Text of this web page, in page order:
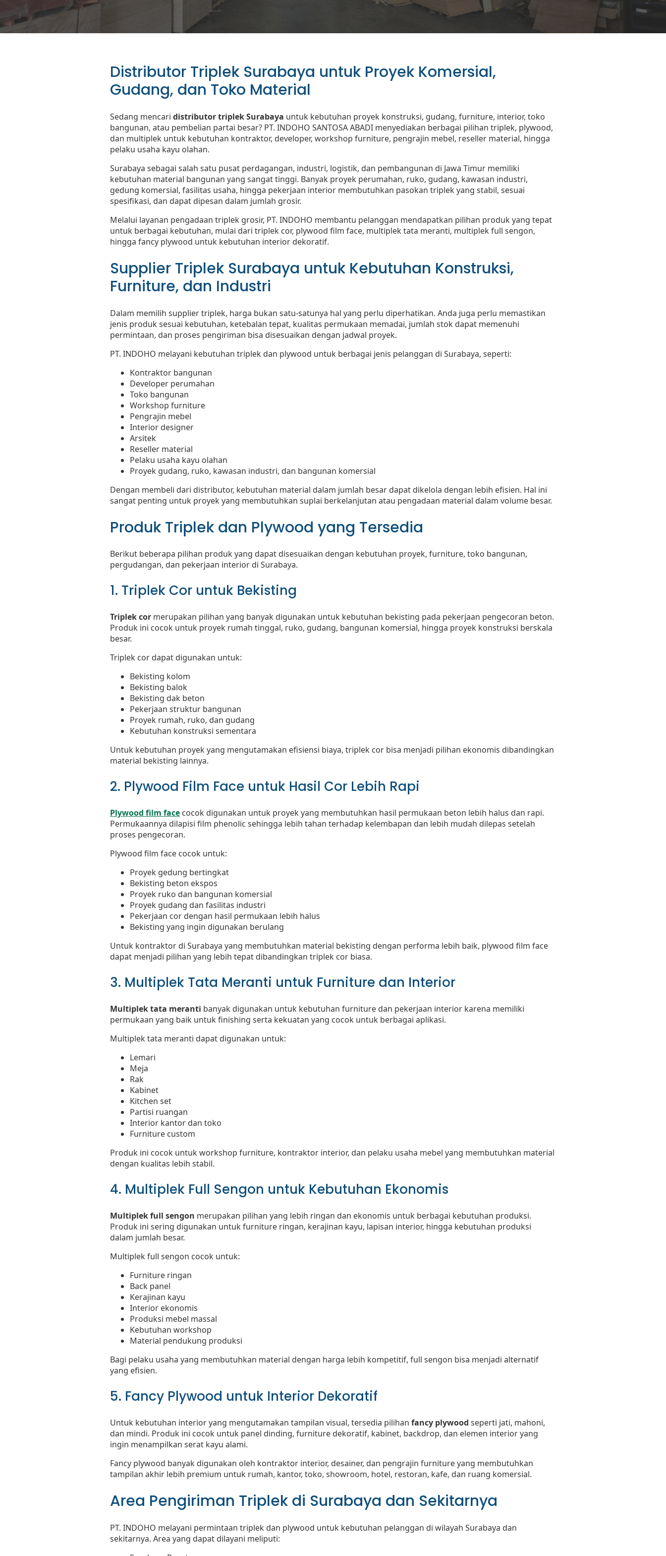
Distributor Triplek Surabaya untuk Proyek Komersial,
Gudang, dan Toko Material
Sedang mencari distributor triplek Surabaya untuk kebutuhan proyek konstruksi, gudang, furniture, interior, toko
bangunan, atau pembelian partai besar? PT. INDOHO SANTOSA ABADI menyediakan berbagai pilihan triplek, plywood,
dan multiplek untuk kebutuhan kontraktor, developer, workshop furniture, pengrajin mebel, reseller material, hingga
pelaku usaha kayu olahan.
Surabaya sebagai salah satu pusat perdagangan, industri, logistik, dan pembangunan di Jawa Timur memiliki
kebutuhan material bangunan yang sangat tinggi. Banyak proyek perumahan, ruko, gudang, kawasan industri,
gedung komersial, fasilitas usaha, hingga pekerjaan interior membutuhkan pasokan triplek yang stabil, sesuai
spesifikasi, dan dapat dipesan dalam jumlah grosir.
Melalui layanan pengadaan triplek grosir, PT. INDOHO membantu pelanggan mendapatkan pilihan produk yang tepat
untuk berbagai kebutuhan, mulai dari triplek cor, plywood film face, multiplek tata meranti, multiplek full sengon,
hingga fancy plywood untuk kebutuhan interior dekoratif.
Supplier Triplek Surabaya untuk Kebutuhan Konstruksi,
Furniture, dan Industri
Dalam memilih supplier triplek, harga bukan satu-satunya hal yang perlu diperhatikan. Anda juga perlu memastikan
jenis produk sesuai kebutuhan, ketebalan tepat, kualitas permukaan memadai, jumlah stok dapat memenuhi
permintaan, dan proses pengiriman bisa disesuaikan dengan jadwal proyek.
PT. INDOHO melayani kebutuhan triplek dan plywood untuk berbagai jenis pelanggan di Surabaya, seperti:
Kontraktor bangunan
Developer perumahan
Toko bangunan
Workshop furniture
Pengrajin mebel
Interior designer
Arsitek
Reseller material
Pelaku usaha kayu olahan
Proyek gudang, ruko, kawasan industri, dan bangunan komersial
Dengan membeli dari distributor, kebutuhan material dalam jumlah besar dapat dikelola dengan lebih efisien. Hal ini
sangat penting untuk proyek yang membutuhkan suplai berkelanjutan atau pengadaan material dalam volume besar.
Produk Triplek dan Plywood yang Tersedia
Berikut beberapa pilihan produk yang dapat disesuaikan dengan kebutuhan proyek, furniture, toko bangunan,
pergudangan, dan pekerjaan interior di Surabaya.
1. Triplek Cor untuk Bekisting
Triplek cor merupakan pilihan yang banyak digunakan untuk kebutuhan bekisting pada pekerjaan pengecoran beton.
Produk ini cocok untuk proyek rumah tinggal, ruko, gudang, bangunan komersial, hingga proyek konstruksi berskala
besar.
Triplek cor dapat digunakan untuk:
Bekisting kolom
Bekisting balok
Bekisting dak beton
Pekerjaan struktur bangunan
Proyek rumah, ruko, dan gudang
Kebutuhan konstruksi sementara
Untuk kebutuhan proyek yang mengutamakan efisiensi biaya, triplek cor bisa menjadi pilihan ekonomis dibandingkan
material bekisting lainnya.
2. Plywood Film Face untuk Hasil Cor Lebih Rapi
Plywood film face cocok digunakan untuk proyek yang membutuhkan hasil permukaan beton lebih halus dan rapi.
Permukaannya dilapisi film phenolic sehingga lebih tahan terhadap kelembapan dan lebih mudah dilepas setelah
proses pengecoran.
Plywood film face cocok untuk:
Proyek gedung bertingkat
Bekisting beton ekspos
Proyek ruko dan bangunan komersial
Proyek gudang dan fasilitas industri
Pekerjaan cor dengan hasil permukaan lebih halus
Bekisting yang ingin digunakan berulang
Untuk kontraktor di Surabaya yang membutuhkan material bekisting dengan performa lebih baik, plywood film face
dapat menjadi pilihan yang lebih tepat dibandingkan triplek cor biasa.
3. Multiplek Tata Meranti untuk Furniture dan Interior
Multiplek tata meranti banyak digunakan untuk kebutuhan furniture dan pekerjaan interior karena memiliki
permukaan yang baik untuk finishing serta kekuatan yang cocok untuk berbagai aplikasi.
Multiplek tata meranti dapat digunakan untuk:
Lemari
Meja
Rak
Kabinet
Kitchen set
Partisi ruangan
Interior kantor dan toko
Furniture custom
Produk ini cocok untuk workshop furniture, kontraktor interior, dan pelaku usaha mebel yang membutuhkan material
dengan kualitas lebih stabil.
4. Multiplek Full Sengon untuk Kebutuhan Ekonomis
Multiplek full sengon merupakan pilihan yang lebih ringan dan ekonomis untuk berbagai kebutuhan produksi.
Produk ini sering digunakan untuk furniture ringan, kerajinan kayu, lapisan interior, hingga kebutuhan produksi
dalam jumlah besar.
Multiplek full sengon cocok untuk:
Furniture ringan
Back panel
Kerajinan kayu
Interior ekonomis
Produksi mebel massal
Kebutuhan workshop
Material pendukung produksi
Bagi pelaku usaha yang membutuhkan material dengan harga lebih kompetitif, full sengon bisa menjadi alternatif
yang efisien.
5. Fancy Plywood untuk Interior Dekoratif
Untuk kebutuhan interior yang mengutamakan tampilan visual, tersedia pilihan fancy plywood seperti jati, mahoni,
dan mindi. Produk ini cocok untuk panel dinding, furniture dekoratif, kabinet, backdrop, dan elemen interior yang
ingin menampilkan serat kayu alami.
Fancy plywood banyak digunakan oleh kontraktor interior, desainer, dan pengrajin furniture yang membutuhkan
tampilan akhir lebih premium untuk rumah, kantor, toko, showroom, hotel, restoran, kafe, dan ruang komersial.
Area Pengiriman Triplek di Surabaya dan Sekitarnya
PT. INDOHO melayani permintaan triplek dan plywood untuk kebutuhan pelanggan di wilayah Surabaya dan
sekitarnya. Area yang dapat dilayani meliputi: